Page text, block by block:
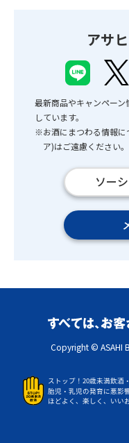
アサ
最新商品やキャンペー
しています。
※お酒にまつわる情報に
ア)はご遠慮ください。
ソー
Copyright © ASAHI